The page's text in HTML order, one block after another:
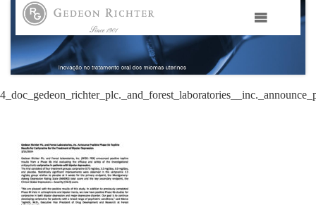
HOME
GEDEON RICHTER PORTUGAL
ÁREAS TERAPÊUTICAS